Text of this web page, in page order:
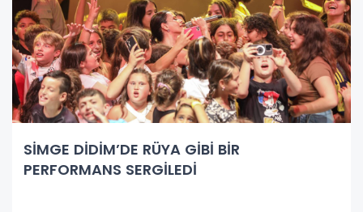
SİMGE DİDİM’DE RÜYA GİBİ BİR
PERFORMANS SERGİLEDİ